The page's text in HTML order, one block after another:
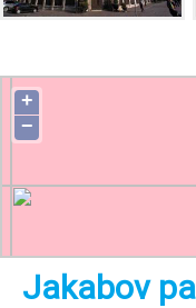
+
−
Jakabov